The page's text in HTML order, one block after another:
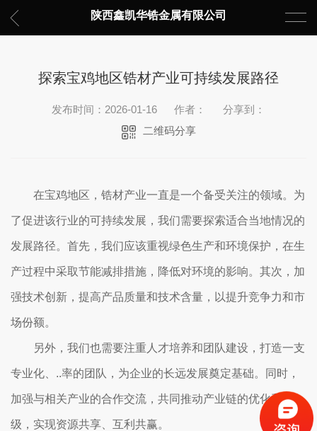
陕西鑫凯华锆金属有限公司
探索宝鸡地区锆材产业可持续发展路径
发布时间：2026-01-16 作者：
分享到：
二维码分享
在宝鸡地区，锆材产业一直是一个备受关注的领域。为
了促进该行业的可持续发展，我们需要探索适合当地情况的
发展路径。首先，我们应该重视绿色生产和环境保护，在生
产过程中采取节能减排措施，降低对环境的影响。其次，加
强技术创新，提高产品质量和技术含量，以提升竞争力和市
场份额。
另外，我们也需要注重人才培养和团队建设，打造一支
专业化、..率的团队，为企业的长远发展奠定基础。同时，
加强与相关产业的合作交流，共同推动产业链的优化和升
级，实现资源共享、互利共赢。